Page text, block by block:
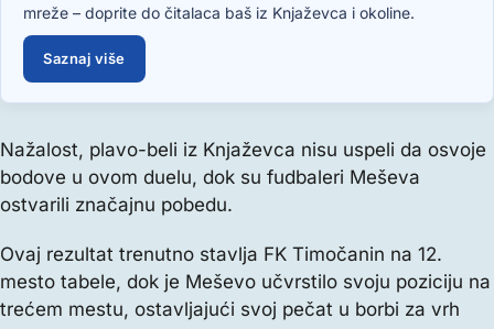
mreže – doprite do čitalaca baš iz Knjaževca i okoline.
Saznaj više
Nažalost, plavo-beli iz Knjaževca nisu uspeli da osvoje
bodove u ovom duelu, dok su fudbaleri Meševa
ostvarili značajnu pobedu.
Ovaj rezultat trenutno stavlja FK Timočanin na 12.
mesto tabele, dok je Meševo učvrstilo svoju poziciju na
trećem mestu, ostavljajući svoj pečat u borbi za vrh